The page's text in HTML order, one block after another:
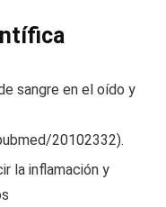
sangre en el oído y
20102332).
la inflamación y